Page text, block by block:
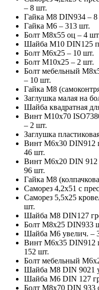
– 8 шт.
Гайка М8 DIN934 – 8
Гайка М6 – 313 шт.
Болт М8х55 оц – 4
Шайба М10 DIN125
Болт М6х25 – 10 шт.
Болт М10х25 – 2 шт.
Болт мебельный
– 10 шт.
Гайка М8
Заглушка малая на
Шайба квадратная
Винт М10х70
– 2 шт.
Заглушка
Винт М6х30 DIN912
46 шт.
Винт М6х20 DIN 912
96 шт.
Гайка М8
Саморез 4,2х51 с
Саморез 5,5х25
шт.
Шайба М8 DIN127
Болт М8х25 DIN933
Шайба М6 увелич. –
Винт М6х35 DIN912
152 шт.
Болт мебельный
Шайба М8 DIN 9021
Шайба М6 DIN 127
Болт М8х70 DIN 933